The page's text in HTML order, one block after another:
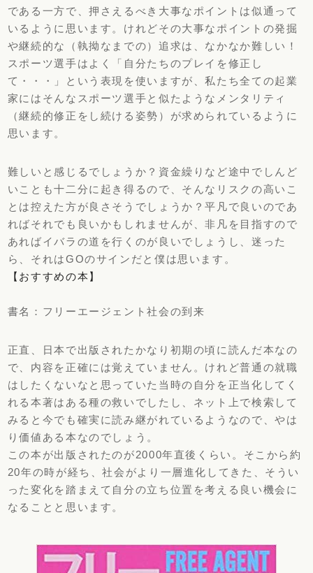
である一方で、押さえるべき大事なポイントは似通って
いるように思います。 けれどその大事なポイントの発掘
や継続的な（執拗なまでの） 追求は、なかなか難しい！
スポーツ選手はよく「 自分たちのプレイを修正し
て・・・」という表現を使いますが、私たち全ての起業
家にはそんなスポーツ選手と似たようなメンタリ ティ
（継続的修正をし続ける姿勢） が求められているように
思います。
難しいと感じるでしょうか？ 資金繰りなど途中でしんど
いことも十二分に起き得るので、 そんなリスクの高いこ
とは控えた方が良さそうでしょうか？平凡で良いのであ
ればそれでも良いかもしれませんが、非凡を目指すので
あればイバラの道を行くのが良いでしょうし、 迷った
ら、それはGOのサインだと僕は思います。
【おすすめの本】
書名：フリーエージェント社会の到来
正直、日本で出版されたかなり初期の頃に読んだ本なの
で、 内容を正確には覚えていません。 けれど普通の就職
はしたくないなと思っていた当時の自分を正当化 してく
れる本著はある種の救いでしたし、 ネット上で検索して
みると今でも確実に読み継がれているようなので、やは
り価値ある本なのでしょう。
この本が出版されたのが2000年直後くらい。 そこから約
20年の時が経ち、社会がより一層進化してきた、 そうい
った変化を踏まえて自分の立ち位置を考える良い機会に
なる ことと思います。